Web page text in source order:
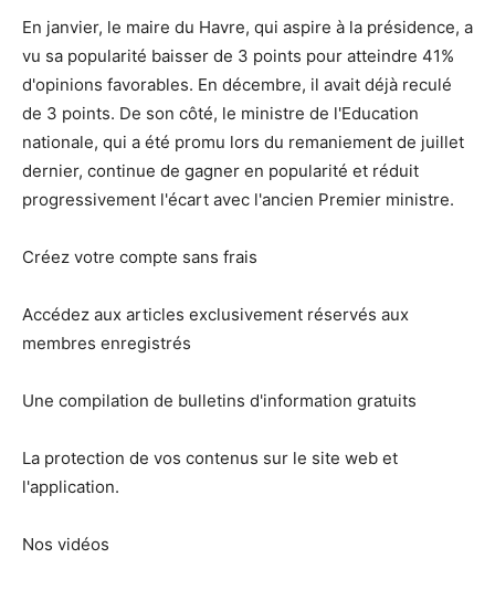
En janvier, le maire du Havre, qui aspire à la présidence, a
vu sa popularité baisser de 3 points pour atteindre 41%
d'opinions favorables. En décembre, il avait déjà reculé
de 3 points. De son côté, le ministre de l'Education
nationale, qui a été promu lors du remaniement de juillet
dernier, continue de gagner en popularité et réduit
progressivement l'écart avec l'ancien Premier ministre.
Créez votre compte sans frais
Accédez aux articles exclusivement réservés aux
membres enregistrés
Une compilation de bulletins d'information gratuits
La protection de vos contenus sur le site web et
l'application.
Nos vidéos